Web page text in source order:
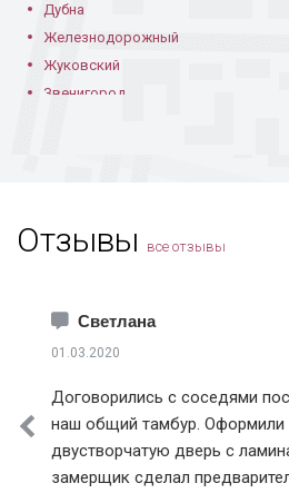
Дубна
Железнодорожный
Жуковский
Звенигород
Котельники
Лобня
Лосино-Петровский
Истринский район
Клинский район
Красногорский район
Ленинский район
Отзывы все отзывы
Светлана
01.03.2020
Договорились с соседями
наш общий тамбур. Оформили
двустворчатую дверь с
замерщик сделал